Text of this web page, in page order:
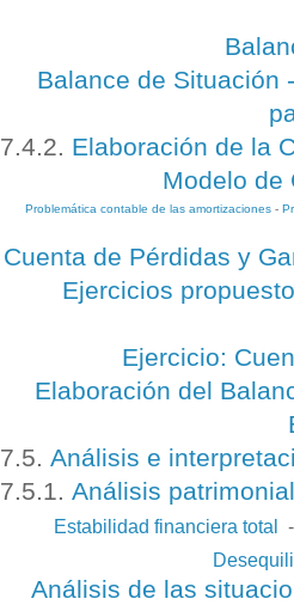
Balance de Situación
7.4.2. Elaboración de la
Modelo de
Problemática contable de las amortizaciones -
Cuenta de Pérdidas y
Ejercicios
Ejercicio:
Elaboración del
7.5. Análisis e
7.5.1. Análisis
Estabilidad financiera total
Análisis de las